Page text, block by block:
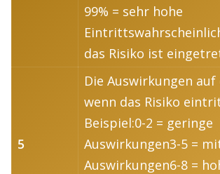
99% = sehr hohe
das Risiko ist
5
Die Auswirkungen
wenn das Risiko
Beispiel:0-2 = geringe
Auswirkungen3-5 =
Auswirkungen6-8 =